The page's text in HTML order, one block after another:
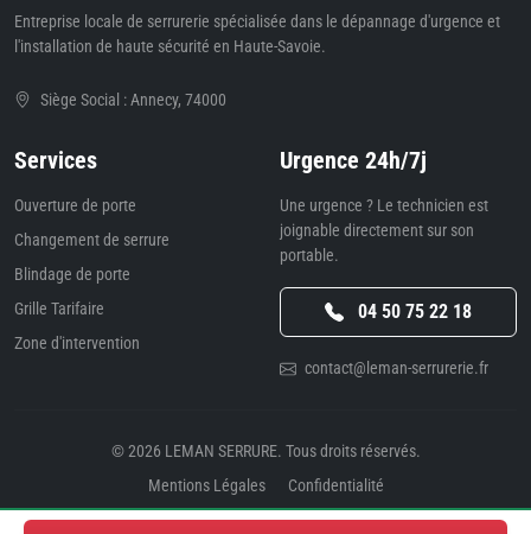
Entreprise locale de serrurerie spécialisée dans le dépannage d'urgence et
l'installation de haute sécurité en Haute-Savoie.
Siège Social : Annecy, 74000
Services
Ouverture de porte
Changement de serrure
Blindage de porte
Grille Tarifaire
Zone d'intervention
Urgence 24h/7j
Une urgence ? Le technicien est
joignable directement sur son
portable.
04 50 75 22 18
contact@leman-serrurerie.fr
© 2026 LEMAN SERRURE. Tous droits réservés.
Mentions Légales
Confidentialité